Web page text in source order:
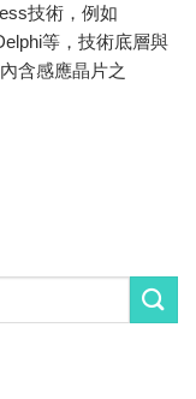
技術，例如
等，技術底層與
含感應晶片之